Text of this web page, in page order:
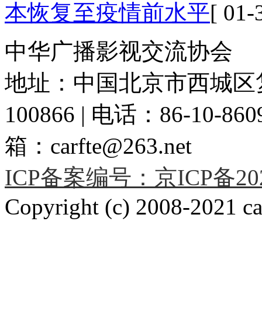
本恢复至疫情前水平[ 01-
中华广播影视交流协会
地址：中国北京市西城
100866 | 电话：86-10-
箱：carfte@263.net
ICP备案编号：京ICP备
Copyright (c) 2008-2021